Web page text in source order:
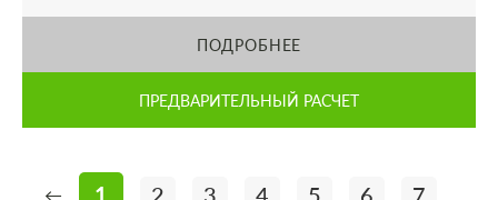
ПОДРОБНЕЕ
ПРЕДВАРИТЕЛЬНЫЙ РАСЧЕТ
← 1 2 3 4 5 6
7